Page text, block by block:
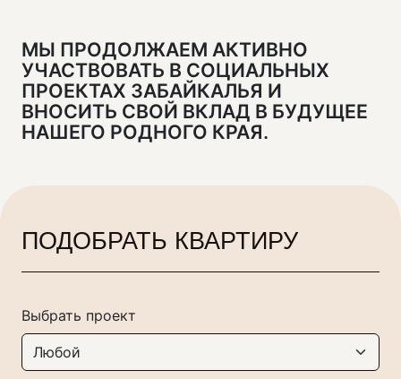
МЫ ПРОДОЛЖАЕМ АКТИВНО
УЧАСТВОВАТЬ В СОЦИАЛЬНЫХ
ПРОЕКТАХ ЗАБАЙКАЛЬЯ И
ВНОСИТЬ СВОЙ ВКЛАД В БУДУЩЕЕ
НАШЕГО РОДНОГО КРАЯ.
ПОДОБРАТЬ КВАРТИРУ
Выбрать проект